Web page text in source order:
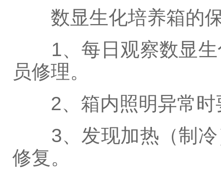
数显生化培养箱的
1、每日观察数显生
员修理。
2、箱内照明异常时
3、发现加热（制冷
修复。